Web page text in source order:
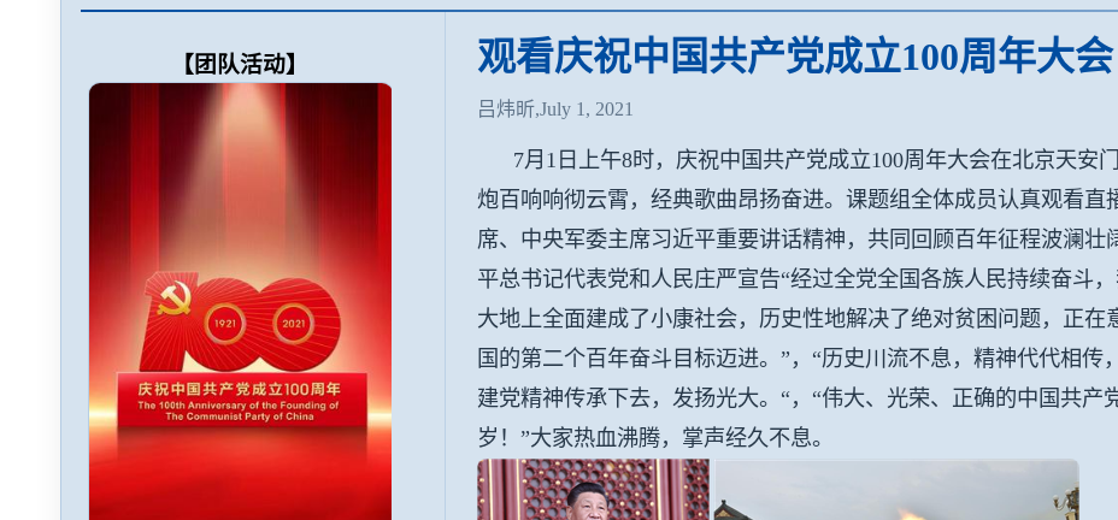
【团队活动】 观看庆祝中国共产党成立100周年大会
吕炜昕,July 1, 2021
7月1日上午8时，庆祝中国共产党成立100周年大会在北京天安
炮百响响彻云霄，经典歌曲昂扬奋进。课题组全体成员认真观看
席、中央军委主席习近平重要讲话精神，共同回顾百年征程波澜
平总书记代表党和人民庄严宣告“经过全党全国各族人民持续奋斗
大地上全面建成了小康社会，历史性地解决了绝对贫困问题，正
国的第二个百年奋斗目标迈进。”，“历史川流不息，精神代代相
建党精神传承下去，发扬光大。“，“伟大、光荣、正确的中国共
岁！”大家热血沸腾，掌声经久不息。